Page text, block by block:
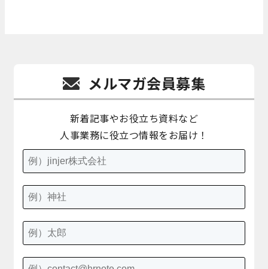
メルマガ会員募集
新着記事やお役立ち資料など
人事業務に役立つ情報をお届け！